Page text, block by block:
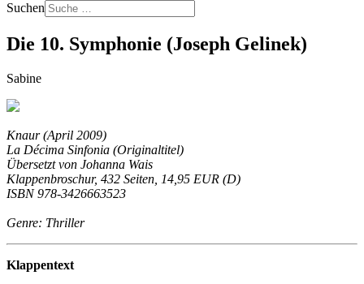
Suchen
Die 10. Symphonie (Joseph Gelinek)
Sabine
Knaur (April 2009)
La Décima Sinfonia (Originaltitel)
Übersetzt von Johanna Wais
Klappenbroschur, 432 Seiten, 14,95 EUR (D)
ISBN 978-3426663523
Genre: Thriller
Klappentext